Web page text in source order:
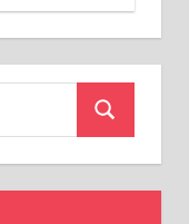
Zoeken